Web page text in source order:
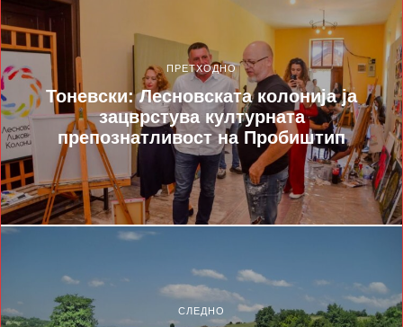
ПРЕТХОДНО
Тоневски: Лесновската колонија ја
зацврстува културната
препознатливост на Пробиштип
СЛЕДНО